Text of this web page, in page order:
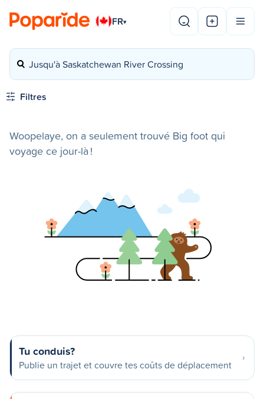
FR▾
Jusqu'à Saskatchewan River Crossing
Filtres
Woopelaye, on a seulement trouvé Big foot qui
voyage ce jour-là !
Tu conduis?
Publie un trajet et couvre tes coûts de déplacement